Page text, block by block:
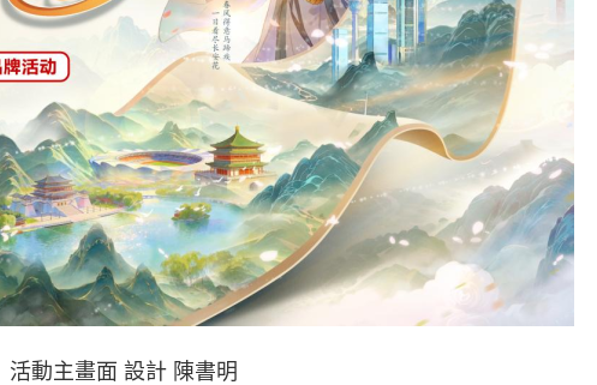
活動主畫面 設計 陳書明